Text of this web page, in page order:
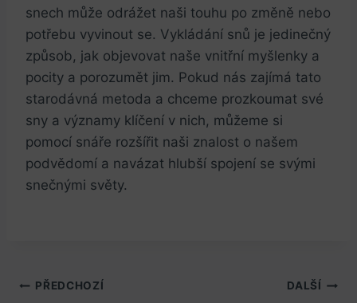
snech může odrážet naši touhu po změně nebo
potřebu vyvinout se. Vykládání snů je jedinečný
způsob, jak objevovat naše vnitřní myšlenky a
pocity a porozumět jim. Pokud nás zajímá tato
starodávná metoda a chceme prozkoumat své
sny a významy klíčení v nich, můžeme si
pomocí snáře rozšířit naši znalost o našem
podvědomí a navázat hlubší spojení se svými
snečnými světy.
Navigace
PŘEDCHOZÍ DALŠÍ